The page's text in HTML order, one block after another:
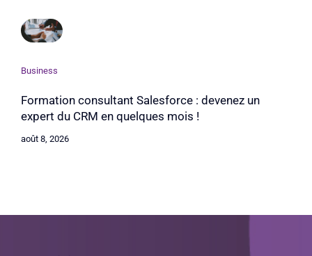
Business
Formation consultant Salesforce : devenez un
expert du CRM en quelques mois !
août 8, 2026